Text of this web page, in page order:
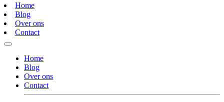
Home
Blog
Over ons
Contact
Home
Blog
Over ons
Contact